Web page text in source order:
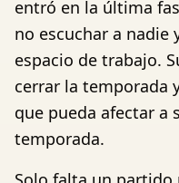
entró en la última
no escuchar a nadie
espacio de trabajo.
cerrar la temporada
que pueda afectar a
temporada.